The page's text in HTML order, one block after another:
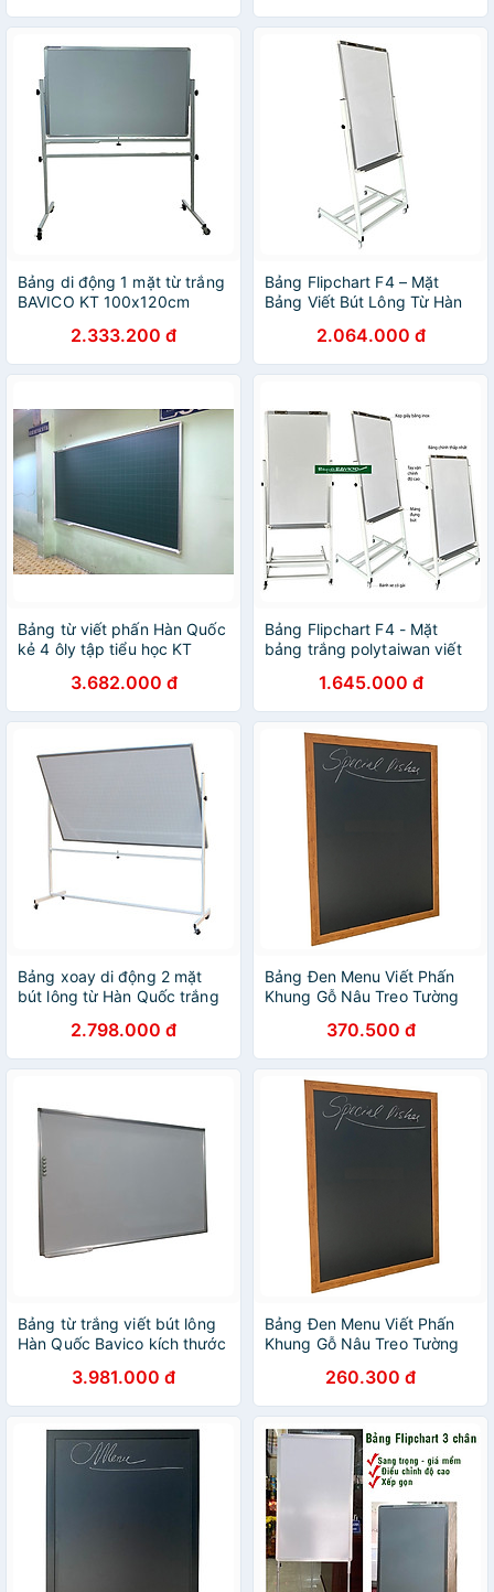
Bảng di động 1 mặt từ trắng
BAVICO KT 100x120cm
2.333.200 đ
Bảng Flipchart F4 – Mặt
Bảng Viết Bút Lông Từ Hàn
2.064.000 đ
Bảng từ viết phấn Hàn Quốc
kẻ 4 ôly tập tiểu học KT
3.682.000 đ
Bảng Flipchart F4 - Mặt
bảng trắng polytaiwan viết
1.645.000 đ
Bảng xoay di động 2 mặt
bút lông từ Hàn Quốc trắng
2.798.000 đ
Bảng Đen Menu Viết Phấn
Khung Gỗ Nâu Treo Tường
370.500 đ
Bảng từ trắng viết bút lông
Hàn Quốc Bavico kích thước
3.981.000 đ
Bảng Đen Menu Viết Phấn
Khung Gỗ Nâu Treo Tường
260.300 đ